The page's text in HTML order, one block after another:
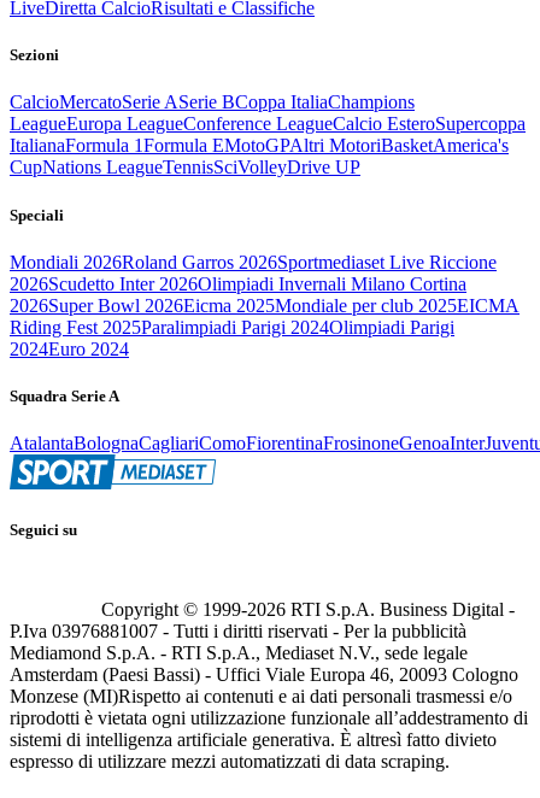
LiveDiretta CalcioRisultati e Classifiche
Sezioni
CalcioMercatoSerie ASerie BCoppa ItaliaChampions
LeagueEuropa LeagueConference LeagueCalcio EsteroSupercoppa
ItalianaFormula 1Formula EMotoGPAltri MotoriBasketAmerica's
CupNations LeagueTennisSciVolleyDrive UP
Speciali
Mondiali 2026Roland Garros 2026Sportmediaset Live Riccione
2026Scudetto Inter 2026Olimpiadi Invernali Milano Cortina
2026Super Bowl 2026Eicma 2025Mondiale per club 2025EICMA
Riding Fest 2025Paralimpiadi Parigi 2024Olimpiadi Parigi
2024Euro 2024
Squadra Serie A
AtalantaBolognaCagliariComoFiorentinaFrosinoneGenoaInter
Seguici su
Copyright © 1999-2026 RTI S.p.A. Business Digital -
P.Iva 03976881007 - Tutti i diritti riservati - Per la pubblicità
Mediamond S.p.A. - RTI S.p.A., Mediaset N.V., sede legale
Amsterdam (Paesi Bassi) - Uffici Viale Europa 46, 20093 Cologno
Monzese (MI)Rispetto ai contenuti e ai dati personali trasmessi e/o
riprodotti è vietata ogni utilizzazione funzionale all’addestramento di
sistemi di intelligenza artificiale generativa. È altresì fatto divieto
espresso di utilizzare mezzi automatizzati di data scraping.